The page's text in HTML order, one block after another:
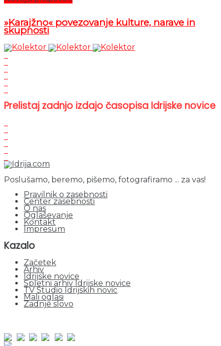
»Karajžno« povezovanje kulture, narave in
skupnosti
Prelistaj zadnjo izdajo časopisa Idrijske novice
Poslušamo, beremo, pišemo, fotografiramo ... za vas!
Pravilnik o zasebnosti
Center zasebnosti
O nas
Oglaševanje
Kontakt
Impresum
Kazalo
Začetek
Arhiv
Idrijske novice
Spletni arhiv Idrijske novice
TV Studio Idrijskih novic
Mali oglasi
Zadnje slovo